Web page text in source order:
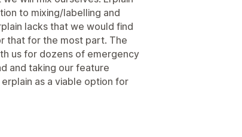
to mixing/labelling and
lacks that we would find
that for the most part. The
us for dozens of emergency
and taking our feature
as a viable option for